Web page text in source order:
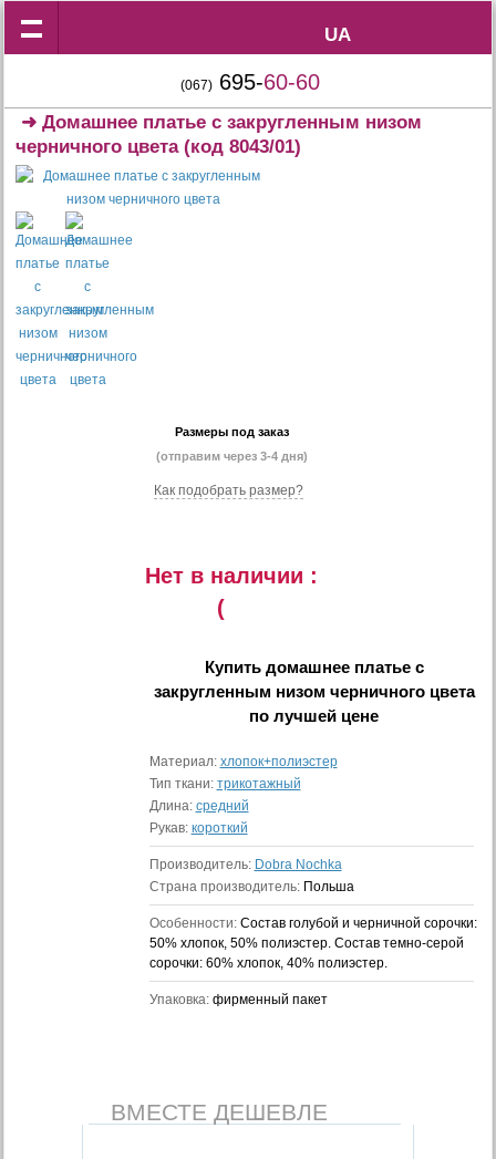
UA
UA
(067) 695-60-60
➜Домашнее платье с закругленным низом
черничного цвета(код 8043/01)
Размеры под заказ
(отправим через 3-4 дня)
Как подобрать размер?
Нет в наличии :
(
Купить домашнее платье с
закругленным низом черничного цвета
по лучшей цене
Материал: хлопок+полиэстер
Тип ткани: трикотажный
Длина: средний
Рукав: короткий
Производитель: Dobra Nochka
Страна производитель: Польша
Особенности: Состав голубой и черничной сорочки:
50% хлопок, 50% полиэстер. Состав темно-серой
сорочки: 60% хлопок, 40% полиэстер.
Упаковка: фирменный пакет
ВМЕСТЕ ДЕШЕВЛЕ